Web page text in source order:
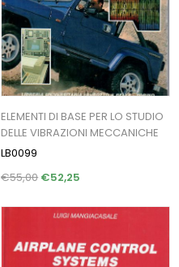
ELEMENTI DI BASE PER LO STUDIO
DELLE VIBRAZIONI MECCANICHE
LB0099
€55,00€52,25